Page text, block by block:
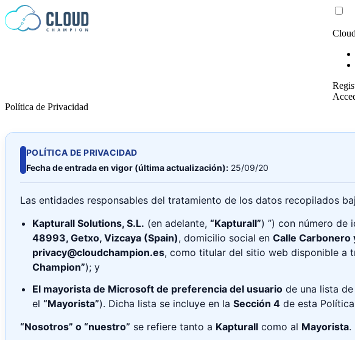
Saltar al contenido
Política de Privacidad
POLÍTICA DE PRIVACIDAD
Fecha de entrada en vigor (última actualización): 25/09/20
Las entidades responsables del tratamiento de los datos recopilados
Kapturall Solutions, S.L. (en adelante, “Kapturall”) ”) con número de
48993, Getxo, Vizcaya (Spain), domicilio social en Calle Carbonero
privacy@cloudchampion.es, como titular del sitio web disponible a
Champion”); y
El mayorista de Microsoft de preferencia del usuario de una lista
el “Mayorista”). Dicha lista se incluye en la Sección 4 de esta
“Nosotros” o “nuestro” se refiere tanto a Kapturall como al Mayorista.